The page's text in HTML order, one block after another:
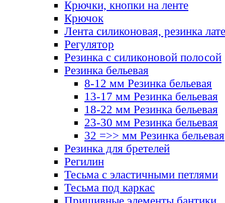
Крючки, кнопки на ленте
Крючок
Лента силиконовая, резинка
Регулятор
Резинка с силиконовой полосой
Резинка бельевая
8-12 мм Резинка бельевая
13-17 мм Резинка бельевая
18-22 мм Резинка бельевая
23-30 мм Резинка бельевая
32 =>> мм Резинка бельевая
Резинка для бретелей
Регилин
Тесьма с эластичными петлями
Тесьма под каркас